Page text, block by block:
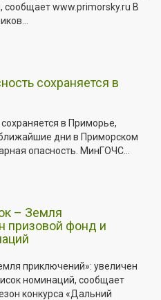
сообщает www.primorsky.ru В
сохраняется в
в Приморье,
дни в Приморском
опасность. МинГОЧС...
– Земля
призовой фонд и
приключений»: увеличен
номинаций, сообщает
конкурса «Дальний